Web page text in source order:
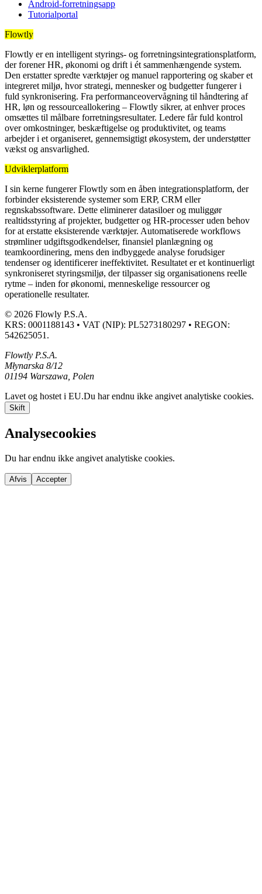
Android-forretningsapp
Tutorialportal
Flowtly
Flowtly er en intelligent styrings- og forretningsintegrationsplatform,
der forener HR, økonomi og drift i ét sammenhængende system.
Den erstatter spredte værktøjer og manuel rapportering og skaber et
integreret miljø, hvor strategi, mennesker og budgetter fungerer i
fuld synkronisering. Fra performanceovervågning til håndtering af
HR, løn og ressourceallokering – Flowtly sikrer, at enhver proces
omsættes til målbare forretningsresultater. Ledere får fuld kontrol
over omkostninger, beskæftigelse og produktivitet, og teams
arbejder i et organiseret, gennemsigtigt økosystem, der understøtter
vækst og ansvarlighed.
Udviklerplatform
I sin kerne fungerer Flowtly som en åben integrationsplatform, der
forbinder eksisterende systemer som ERP, CRM eller
regnskabssoftware. Dette eliminerer datasiloer og muliggør
realtidsstyring af projekter, budgetter og HR-processer uden behov
for at erstatte eksisterende værktøjer. Automatiserede workflows
strømliner udgiftsgodkendelser, finansiel planlægning og
teamkoordinering, mens den indbyggede analyse forudsiger
tendenser og identificerer ineffektivitet. Resultatet er et kontinuerligt
synkroniseret styringsmiljø, der tilpasser sig organisationens reelle
rytme – inden for økonomi, menneskelige ressourcer og
operationelle resultater.
© 2026 Flowly P.S.A.
KRS: 0001188143 • VAT (NIP): PL5273180297 • REGON:
542625051.
Flowtly P.S.A.
Młynarska 8/12
01194 Warszawa, Polen
Lavet og hostet i EU.Du har endnu ikke angivet analytiske cookies.
Skift
Analysecookies
Du har endnu ikke angivet analytiske cookies.
Afvis Accepter